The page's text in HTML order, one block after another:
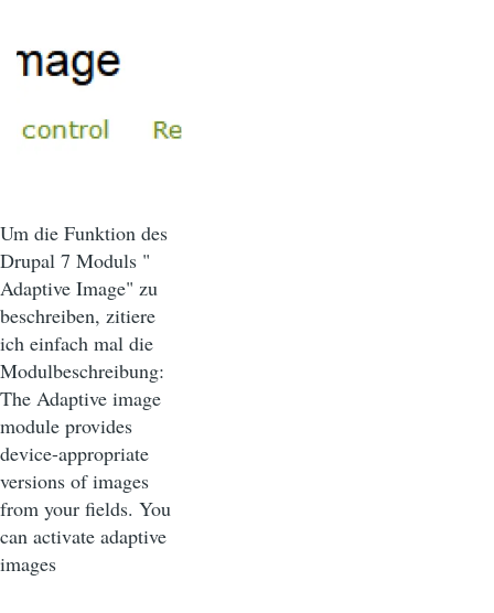
Um die Funktion des
Drupal 7 Moduls "
Adaptive Image" zu
beschreiben, zitiere
ich einfach mal die
Modulbeschreibung:
The Adaptive image
module provides
device-appropriate
versions of images
from your fields. You
can activate adaptive
images